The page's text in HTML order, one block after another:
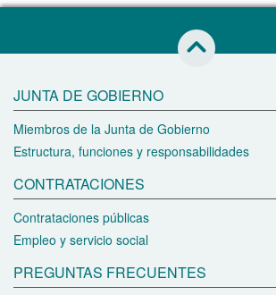
JUNTA DE GOBIERNO
Miembros de la Junta de Gobierno
Estructura, funciones y responsabilidades
CONTRATACIONES
Contrataciones públicas
Empleo y servicio social
PREGUNTAS FRECUENTES